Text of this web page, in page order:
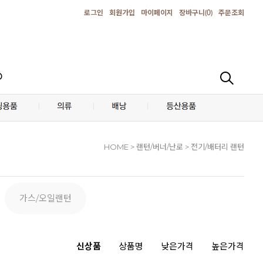
로그인 회원가입 마이페이지 장바구니(0) 주문조회
HOME > 랜턴/버너/난로 > 전기/배터리 랜턴
가스/오일랜턴
신상품 상품명 낮은가격 높은가격